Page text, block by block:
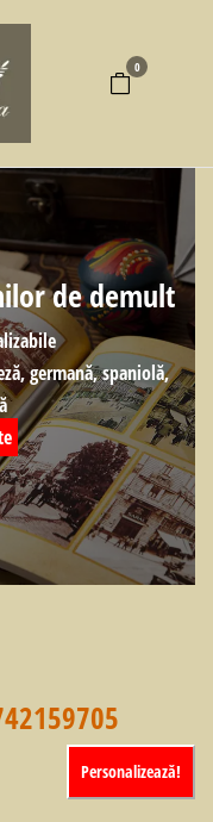
0
de demult
germană, spaniolă,
Personalizează!